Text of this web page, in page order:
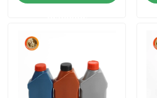
Contact
nouvelles
Bouteille de pilule en plastique